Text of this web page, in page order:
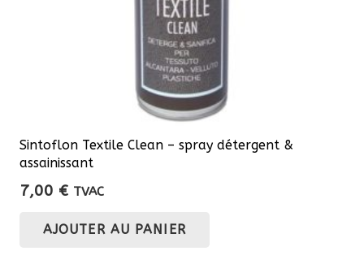
Sintoflon Textile Clean – spray détergent &
assainissant
7,00 € TVAC
AJOUTER AU PANIER